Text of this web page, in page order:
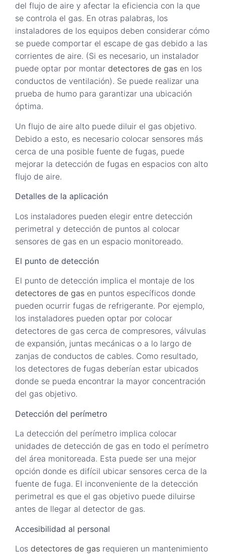
del flujo de aire y afectar la eficiencia con la que
se controla el gas. En otras palabras, los
instaladores de los equipos deben considerar cómo
se puede comportar el escape de gas debido a las
corrientes de aire. (Si es necesario, un instalador
puede optar por montar detectores de gas en los
conductos de ventilación). Se puede realizar una
prueba de humo para garantizar una ubicación
óptima.
Un flujo de aire alto puede diluir el gas objetivo.
Debido a esto, es necesario colocar sensores más
cerca de una posible fuente de fugas, puede
mejorar la detección de fugas en espacios con alto
flujo de aire.
Detalles de la aplicación
Los instaladores pueden elegir entre detección
perimetral y detección de puntos al colocar
sensores de gas en un espacio monitoreado.
El punto de detección
El punto de detección implica el montaje de los
detectores de gas en puntos específicos donde
pueden ocurrir fugas de refrigerante. Por ejemplo,
los instaladores pueden optar por colocar
detectores de gas cerca de compresores, válvulas
de expansión, juntas mecánicas o a lo largo de
zanjas de conductos de cables. Como resultado,
los detectores de fugas deberían estar ubicados
donde se pueda encontrar la mayor concentración
del gas objetivo.
Detección del perímetro
La detección del perímetro implica colocar
unidades de detección de gas en todo el perímetro
del área monitoreada. Esta puede ser una mejor
opción donde es difícil ubicar sensores cerca de la
fuente de fuga. El inconveniente de la detección
perimetral es que el gas objetivo puede diluirse
antes de llegar al detector de gas.
Accesibilidad al personal
Los detectores de gas requieren un mantenimiento